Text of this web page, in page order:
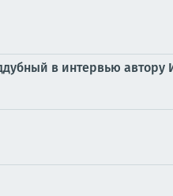
в интервью автору